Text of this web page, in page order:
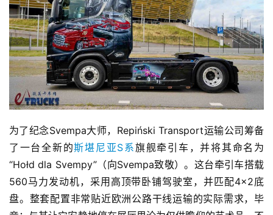
为了纪念Svempa大师，Repiński Transport运输公司筹备
了一台全新的斯堪尼亚S系旗舰牵引车，并将其命名为
“Hołd dla Svempy”（向Svempa致敬）。这台牵引车搭载
560马力发动机，采用高顶带卧铺驾驶室，并匹配4×2底
盘。整套配置非常贴近欧洲公路干线运输的实际需求，毕